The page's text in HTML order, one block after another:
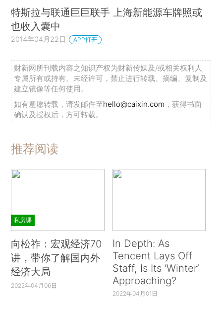
特斯拉与联通巨巨联手 上海新能源车牌照或
也收入囊中
2014年04月22日 APP打开
财新网所刊载内容之知识产权为财新传媒及/或相关权利人
专属所有或持有。未经许可，禁止进行转载、摘编、复制及
建立镜像等任何使用。
如有意愿转载，请发邮件至hello@caixin.com ，获得书面
确认及授权后，方可转载。
推荐阅读
私房课
向松祚：宏观经济70
讲，带你了解国内外
经济大局
2022年04月06日
In Depth: As
Tencent Lays Off
Staff, Is Its ‘Winter’
Approaching?
2022年04月01日